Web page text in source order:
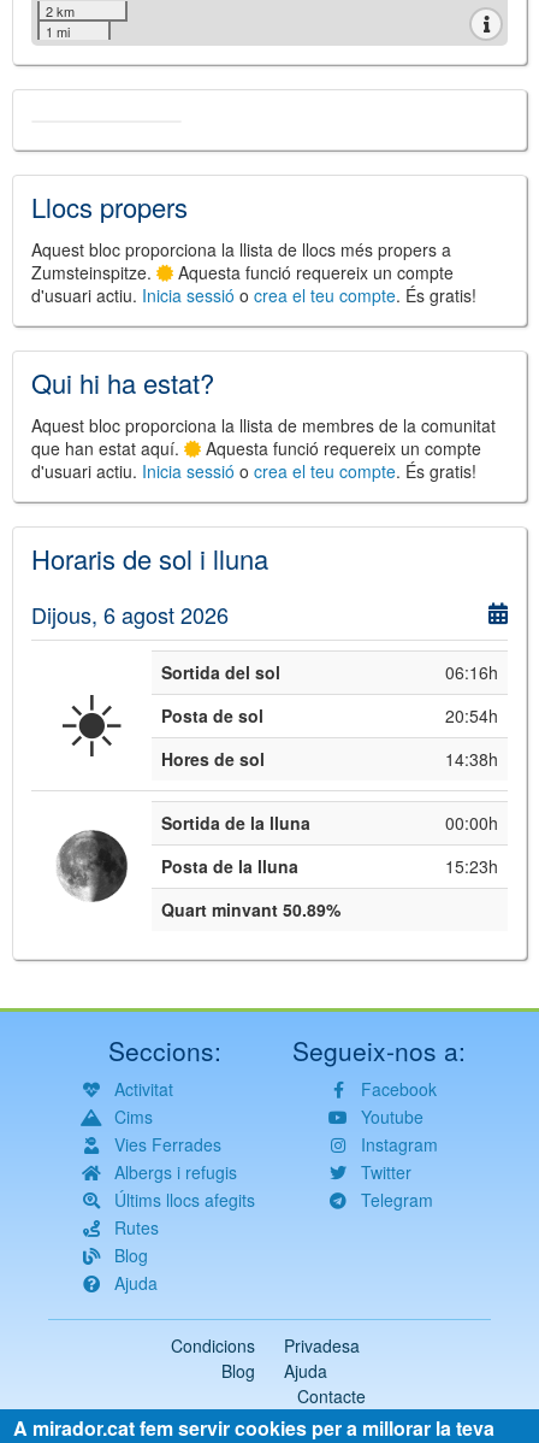
2 km
1 mi
©Leaflet
JS library for interactive maps
©OpenStreetMap
©
Catalunya
Llocs propers
Aquest bloc proporciona la llista de llocs més propers a
Zumsteinspitze.
Aquesta funció requereix un compte
d'usuari actiu. Inicia sessió o crea el teu compte. És gratis!
Qui hi ha estat?
Aquest bloc proporciona la llista de membres de la comunitat
que han estat aquí.
Aquesta funció requereix un compte
d'usuari actiu. Inicia sessió o crea el teu compte. És gratis!
Horaris de sol i lluna
Dijous, 6 agost 2026
☀️ Sortida del sol
06:16h
Posta de sol
20:54h
Hores de sol
14:38h
Sortida de la lluna
00:00h
Posta de la lluna
15:23h
Quart minvant 50.89%
Seccions:
Activitat
Cims
Vies Ferrades
Albergs i refugis
Últims llocs afegits
Rutes
Blog
Ajuda
Segueix-nos a:
Facebook
Youtube
Instagram
Twitter
Telegram
Condicions
Privadesa
Blog
Ajuda
Contacte
2018-2026 ©mirador.cat
A mirador.cat fem servir cookies per a millorar la teva